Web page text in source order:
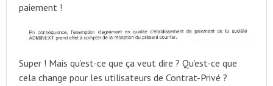
paiement !
Super ! Mais qu’est-ce que ça veut dire ? Qu’est-ce que
cela change pour les utilisateurs de Contrat-Privé ?